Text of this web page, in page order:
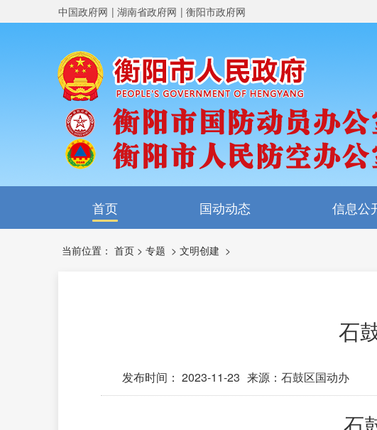
中国政府网 湖南省政府网 衡阳市政府网
首页 国动动态 信息公
当前位置： 首页 > 专题 > 文明创建 >
石
发布时间： 2023-11-23 来源：石鼓区国动办